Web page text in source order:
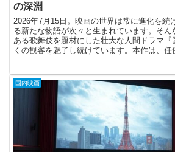
の深淵
2026年7月15日。映画の世界は常に進化を続
る新たな物語が次々と生まれています。そ
ある歌舞伎を題材にした壮大な人間ドラマ
くの観客を魅了し続けています。本作は、任
国内映画